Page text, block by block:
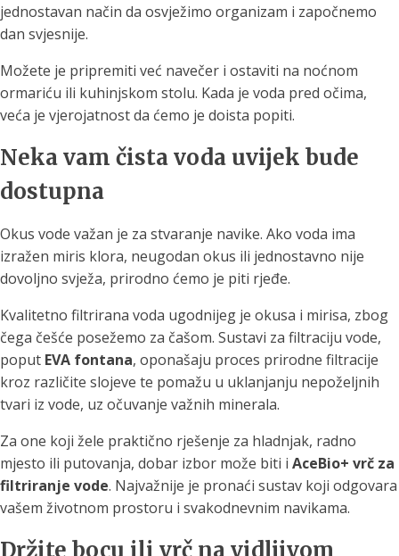
jednostavan način da osvježimo organizam i započnemo
dan svjesnije.
Možete je pripremiti već navečer i ostaviti na noćnom
ormariću ili kuhinjskom stolu. Kada je voda pred očima,
veća je vjerojatnost da ćemo je doista popiti.
Neka vam čista voda uvijek bude
dostupna
Okus vode važan je za stvaranje navike. Ako voda ima
izražen miris klora, neugodan okus ili jednostavno nije
dovoljno svježa, prirodno ćemo je piti rjeđe.
Kvalitetno filtrirana voda ugodnijeg je okusa i mirisa, zbog
čega češće posežemo za čašom. Sustavi za filtraciju vode,
poput EVA fontana, oponašaju proces prirodne filtracije
kroz različite slojeve te pomažu u uklanjanju nepoželjnih
tvari iz vode, uz očuvanje važnih minerala.
Za one koji žele praktično rješenje za hladnjak, radno
mjesto ili putovanja, dobar izbor može biti i AceBio+ vrč za
filtriranje vode. Najvažnije je pronaći sustav koji odgovara
vašem životnom prostoru i svakodnevnim navikama.
Držite bocu ili vrč na vidljivom